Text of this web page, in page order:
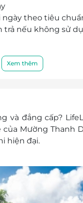
ngày theo tiêu
trả nếu không sử
trình
phí ăn sáng.
phụ thu 150,000
lớn
2065
trạng phòng
Xem thêm
và đẳng cấp?
Mường Thanh
hiện đại.